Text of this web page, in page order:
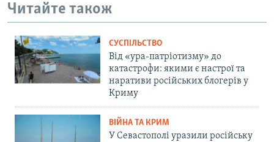
Читайте також
СУСПІЛЬСТВО
Від «ура-патріотизму» до
катастрофи: якими є настрої та
наративи російських блогерів у
Криму
ВІЙНА ТА КРИМ
У Севастополі уразили російську